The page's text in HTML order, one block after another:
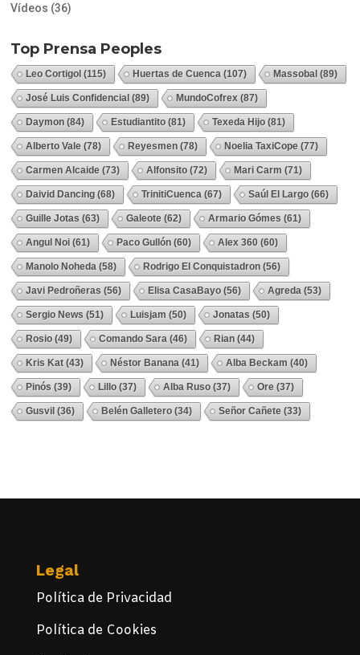
Vídeos (36)
Top Prensa Peoples
Leo Cortigol (115) Huertas de Cuenca (107) Massobal (89)
José Luis Confidencial (89) MundoCofrex (87)
Daymon (84) Estudiantito (81) Texeda Hijo (81)
Alberto Vale (78) Reyesmen (78) Noelia TaxiCope (77)
Carmen Alcaide (73) Alfonsito (72) Mari Carm (71)
Daivid Dancing (68) TrinitiCuenca (67) Saúl El Largo (66)
Guille Jotas (63) Galeote (62) Armario Gómes (61)
Angul Noi (61) Paco Gullón (60) Alex 360 (60)
Manolo Noheda (58) Rodrigo El Conquistadron (56)
Javi Pedroñeras (56) Elisa CasaBayo (56) Agreda (53)
Sergio News (51) Luisjam (50) Jonatas (50)
Rosio (49) Comando Sara (46) Rian (44)
Kris Kat (43) Néstor Banana (41) Alba Beckam (40)
Pinós (39) Lillo (37) Alba Ruso (37) Ore (37)
Gusvil (36) Belén Galletero (34) Señor Cañete (33)
Legal
Política de Privacidad
Política de Cookies